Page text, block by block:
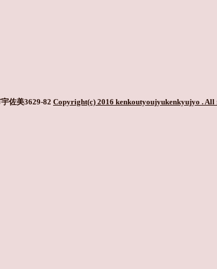
佐美3629-82 Copyright(c) 2016 kenkoutyoujyukenkyujyo . All